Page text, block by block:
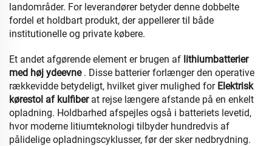
landområder. For leverandører betyder denne dobbelte
fordel et holdbart produkt, der appellerer til både
institutionelle og private købere.
Et andet afgørende element er brugen af lithiumbatterier
med høj ydeevne . Disse batterier forlænger den operative
rækkevidde betydeligt, hvilket giver mulighed for Elektrisk
kørestol af kulfiber at rejse længere afstande på en enkelt
opladning. Holdbarhed afspejles også i batteriets levetid,
hvor moderne litiumteknologi tilbyder hundredvis af
pålidelige opladningscyklusser, før der sker nedbrydning.